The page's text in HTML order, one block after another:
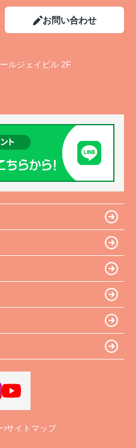
お問い合わせ
ルジェイビル 2F
サイトマップ